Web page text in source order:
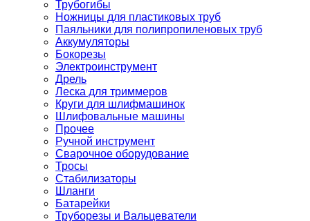
Трубогибы
Ножницы для пластиковых труб
Паяльники для полипропиленовых труб
Аккумуляторы
Бокорезы
Электроинструмент
Дрель
Леска для триммеров
Круги для шлифмашинок
Шлифовальные машины
Прочее
Ручной инструмент
Сварочное оборудование
Тросы
Стабилизаторы
Шланги
Батарейки
Труборезы и Вальцеватели